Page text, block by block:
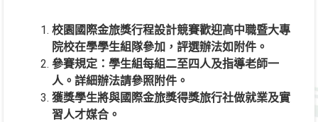
校園國際金旅獎行程設計競賽歡迎高中職暨大專
院校在學學生組隊參加，評選辦法如附件。
參賽規定：學生組每組二至四人及指導老師一
人。詳細辦法請參照附件。
獲獎學生將與國際金旅獎得獎旅行社做就業及實
習人才媒合。